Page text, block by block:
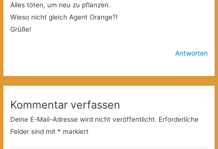
Alles töten, um neu zu pflanzen.
Wieso nicht gleich Agent Orange?!
Grüße!
Antworten
Kommentar verfassen
Deine E-Mail-Adresse wird nicht veröffentlicht. Erforderliche
Felder sind mit * markiert